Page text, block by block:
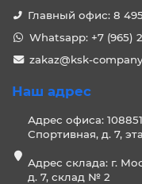
Главный офис: 8
Whatsapp: +7 (965)
zakaz@ksk-
Наш адрес
Адрес офиса:
Спортивная, д. 7,
Адрес склада: г.
д. 7, склад № 2